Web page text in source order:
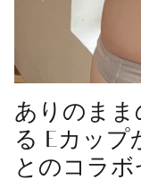
ありのま
る Eカップ
とのコラ